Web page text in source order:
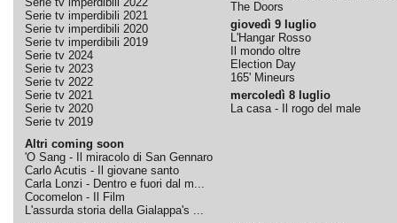
Serie tv imperdibili 2021
Serie tv imperdibili 2020
Serie tv imperdibili 2019
Serie tv 2024
Serie tv 2023
Serie tv 2022
Serie tv 2021
Serie tv 2020
Serie tv 2019
Altri coming soon
'O Sang - Il miracolo di San Gennaro
Carlo Acutis - Il giovane santo
Carla Lonzi - Dentro e fuori dal m...
Cocomelon - Il Film
L'assurda storia della Gialappa's ...
The Doors
giovedì 9 luglio
L'Hangar Rosso
Il mondo oltre
Election Day
165' Mineurs
mercoledì 8 luglio
La casa - Il rogo del male